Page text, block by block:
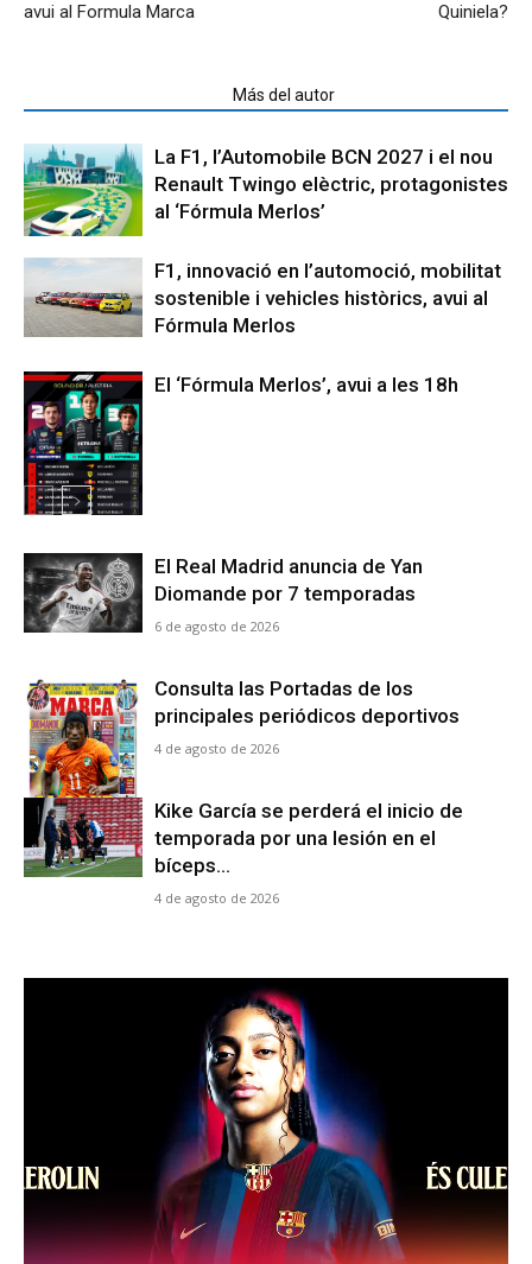
avui al Formula Marca
Quiniela?
Más del autor
La F1, l’Automobile BCN 2027 i el nou
Renault Twingo elèctric, protagonistes
al ‘Fórmula Merlos’
F1, innovació en l’automoció, mobilitat
sostenible i vehicles històrics, avui al
Fórmula Merlos
El ‘Fórmula Merlos’, avui a les 18h
El Real Madrid anuncia de Yan
Diomande por 7 temporadas
6 de agosto de 2026
Consulta las Portadas de los
principales periódicos deportivos
4 de agosto de 2026
Kike García se perderá el inicio de
temporada por una lesión en el
bíceps...
4 de agosto de 2026